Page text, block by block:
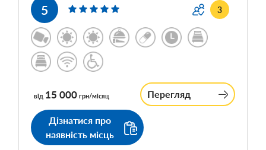
5 3
від 15 000 грн/місяц Перегляд
Дізнатися про
наявність місць